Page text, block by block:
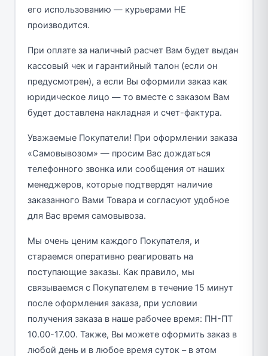
его использованию — курьерами НЕ
производится.
При оплате за наличный расчет Вам будет выдан
кассовый чек и гарантийный талон (если он
предусмотрен), а если Вы оформили заказ как
юридическое лицо — то вместе с заказом Вам
будет доставлена накладная и счет-фактура.
Уважаемые Покупатели! При оформлении заказа
«Самовывозом» — просим Вас дождаться
телефонного звонка или сообщения от наших
менеджеров, которые подтвердят наличие
заказанного Вами Товара и согласуют удобное
для Вас время самовывоза.
Мы очень ценим каждого Покупателя, и
стараемся оперативно реагировать на
поступающие заказы. Как правило, мы
связываемся с Покупателем в течение 15 минут
после оформления заказа, при условии
получения заказа в наше рабочее время: ПН-ПТ
10.00-17.00. Также, Вы можете оформить заказ в
любой день и в любое время суток – в этом